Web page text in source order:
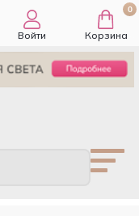
Войти
0
Корзина